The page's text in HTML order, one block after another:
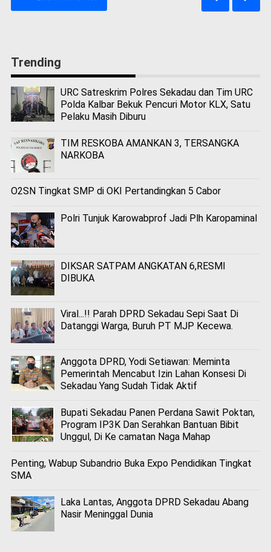
Trending
URC Satreskrim Polres Sekadau dan Tim URC
Polda Kalbar Bekuk Pencuri Motor KLX, Satu
Pelaku Masih Diburu
TIM RESKOBA AMANKAN 3, TERSANGKA
NARKOBA
O2SN Tingkat SMP di OKI Pertandingkan 5 Cabor
Polri Tunjuk Karowabprof Jadi Plh Karopaminal
DIKSAR SATPAM ANGKATAN 6,RESMI
DIBUKA
Viral...!! Parah DPRD Sekadau Sepi Saat Di
Datanggi Warga, Buruh PT MJP Kecewa.
Anggota DPRD, Yodi Setiawan: Meminta
Pemerintah Mencabut Izin Lahan Konsesi Di
Sekadau Yang Sudah Tidak Aktif
Bupati Sekadau Panen Perdana Sawit Poktan,
Program IP3K Dan Serahkan Bantuan Bibit
Unggul, Di Ke camatan Naga Mahap
Penting, Wabup Subandrio Buka Expo Pendidikan Tingkat
SMA
Laka Lantas, Anggota DPRD Sekadau Abang
Nasir Meninggal Dunia